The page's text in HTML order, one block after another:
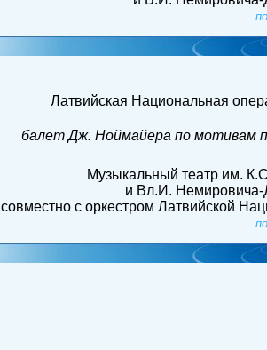
Латвийская Национальная
балет Дж. Ноймайера по мотивам
Музыкальный театр им.
и Вл.И. Немировича-
совместно с оркестром Латвийской